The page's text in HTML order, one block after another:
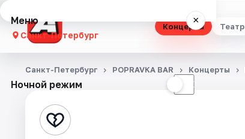
Концерты Театр
Меню ×
Санкт-Петербург
Концерты
Стендап
Ночной режим ☾
Санкт-Петербург POPRAVKA BAR Концерты